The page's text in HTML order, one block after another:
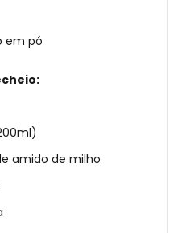
em pó
amido de milho